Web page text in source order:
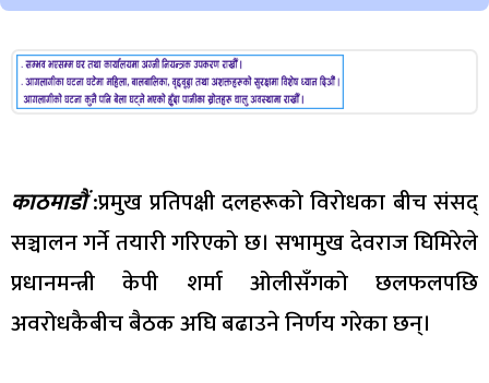
काठमाडौं:प्रमुख प्रतिपक्षी दलहरूको विरोधका बीच संसद्
सञ्चालन गर्ने तयारी गरिएको छ। सभामुख देवराज घिमिरेले
प्रधानमन्त्री केपी शर्मा ओलीसँगको छलफलपछि
अवरोधकैबीच बैठक अघि बढाउने निर्णय गरेका छन्।